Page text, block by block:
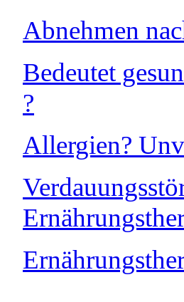
Abnehmen
Bedeutet
?
Allergien?